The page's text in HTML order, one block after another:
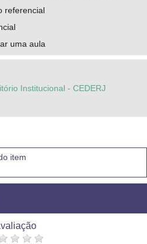
referencial
uma aula
Institucional - CEDERJ
item